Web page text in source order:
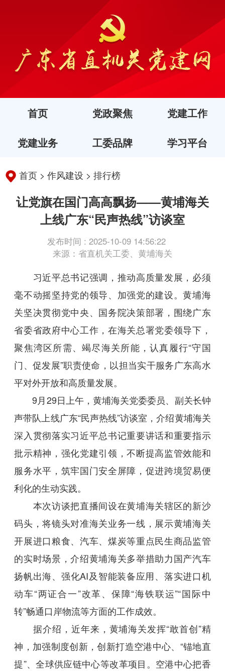
首页 党政聚焦 党建工作
党建业务 工委品牌 学习平台
首页 >作风建设 >排行榜
让党旗在国门高高飘扬——黄埔海关
上线广东“民声热线”访谈室
发布时间 : 2025-10-09 14:56:22
来源：省直机关工委、黄埔海关
习近平总书记强调，推动高质量发展，必须
毫不动摇坚持党的领导、加强党的建设。黄埔海
关坚决贯彻党中央、国务院决策部署，围绕广东
省委省政府中心工作，在海关总署党委领导下，
聚焦湾区所需、竭尽海关所能，认真履行“守国
门、促发展”职责使命，以担当实干服务广东高水
平对外开放和高质量发展。
9月29日上午，黄埔海关党委委员、副关长钟
声带队上线广东“民声热线”访谈室，介绍黄埔海关
深入贯彻落实习近平总书记重要讲话和重要指示
批示精神，强化党建引领，不断提高监管效能和
服务水平，筑牢国门安全屏障，促进跨境贸易便
利化的生动实践。
本次访谈把直播间设在黄埔海关辖区的新沙
码头，将镜头对准海关业务一线，展示黄埔海关
开展进口粮食、汽车、煤炭等重点民生商品监管
的实时场景，介绍黄埔海关多举措助力国产汽车
扬帆出海、强化AI及智能装备应用、落实进口机
动车“两证合一”改革、保障“海铁联运”“国际中
转”畅通口岸物流等方面的工作成效。
据介绍，近年来，黄埔海关发挥“敢首创”精
神，加强制度创新，创新打造空港中心、“锚地直
提”、全球供应链中心等改革项目。空港中心把香